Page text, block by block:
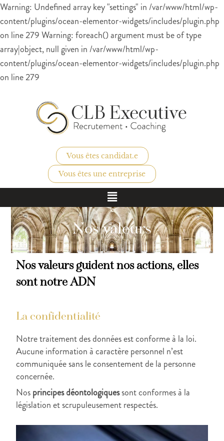
Warning: Undefined array key "settings" in /var/www/html/wp-
content/plugins/ocean-elementor-widgets/includes/plugin.php
on line 279 Warning: foreach() argument must be of type
array|object, null given in /var/www/html/wp-
content/plugins/ocean-elementor-widgets/includes/plugin.php
on line 279
Vous êtes candidat.e
Vous êtes une entreprise
Nos valeurs
Nos valeurs guident nos actions, elles
sont notre ADN
La confidentialité
Notre traitement des données est conforme à la loi.
Aucune information à caractère personnel n’est
communiquée sans le consentement de la personne
concernée.
Nosprincipes déontologiquessont conformes à la
législation et scrupuleusement respectés.